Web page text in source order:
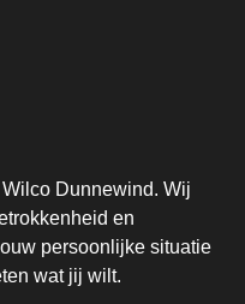
Dunnewind. Wij
en
persoonlijke situatie
wat jij wilt.